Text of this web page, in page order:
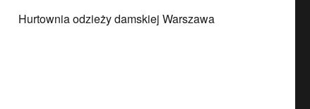
Hurtownia odzieży damskiej Warszawa